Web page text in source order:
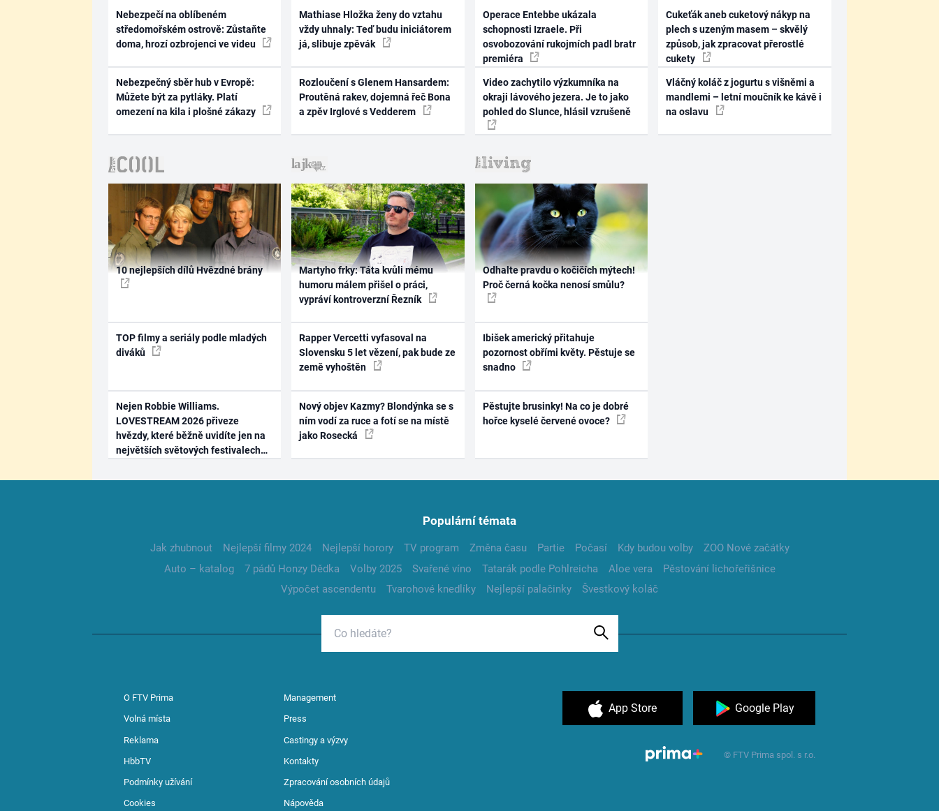
Nebezpečí na oblíbeném
středomořském ostrově: Zůstaňte
doma, hrozí ozbrojenci ve videu
Nebezpečný sběr hub v Evropě:
Můžete být za pytláky. Platí
omezení na kila i plošné zákazy
Mathiase Hložka ženy do vztahu
vždy uhnaly: Teď budu iniciátorem
já, slibuje zpěvák
Rozloučení s Glenem Hansardem:
Proutěná rakev, dojemná řeč Bona
a zpěv Irglové s Vedderem
Operace Entebbe ukázala
schopnosti Izraele. Při
osvobozování rukojmích padl bratr
premiéra
Video zachytilo výzkumníka na
okraji lávového jezera. Je to jako
pohled do Slunce, hlásil vzrušeně
Cukeťák aneb cuketový nákyp na
plech s uzeným masem – skvělý
způsob, jak zpracovat přerostlé
cukety
Vláčný koláč z jogurtu s višněmi a
mandlemi – letní moučník ke kávě i
na oslavu
10 nejlepších dílů Hvězdné brány
TOP filmy a seriály podle mladých
diváků
Nejen Robbie Williams.
LOVESTREAM 2026 přiveze
hvězdy, které běžně uvidíte jen na
největších světových festivalech
Martyho frky: Táta kvůli mému
humoru málem přišel o práci,
vypráví kontroverzní Řezník
Rapper Vercetti vyfasoval na
Slovensku 5 let vězení, pak bude ze
země vyhoštěn
Nový objev Kazmy? Blondýnka se s
ním vodí za ruce a fotí se na místě
jako Rosecká
Odhalte pravdu o kočičích mýtech!
Proč černá kočka nenosí smůlu?
Ibišek americký přitahuje
pozornost obřími květy. Pěstuje se
snadno
Pěstujte brusinky! Na co je dobré
hořce kyselé červené ovoce?
Populární témata
Jak zhubnout Nejlepší filmy 2024 Nejlepší horory TV program Změna času Partie Počasí Kdy budou volby
ZOO Nové začátky
Auto – katalog
7 pádů Honzy Dědka Volby 2025 Svařené víno Tatarák podle Pohlreicha Aloe vera
Pěstování lichořeřišnice
Výpočet ascendentu
Tvarohové knedlíky Nejlepší palačinky Švestkový koláč
O FTV Prima Management
Volná místa Press
Reklama Castingy a výzvy
HbbTV Kontakty
Podmínky užívání Zpracování osobních údajů
Cookies Nápověda
App Store Google Play
© FTV Prima spol. s r.o.